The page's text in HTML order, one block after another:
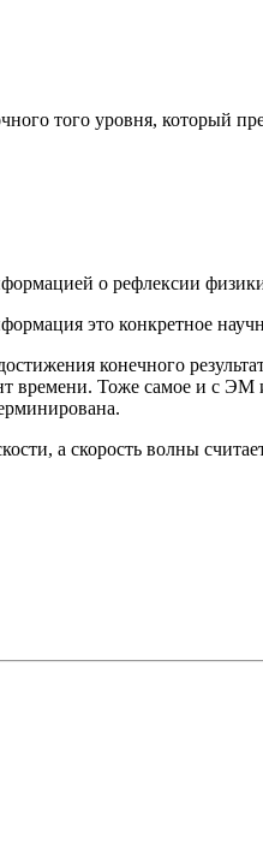
того уровня, который
о рефлексии
это конкретное
конечного
времени. Тоже самое и с
а скорость волны